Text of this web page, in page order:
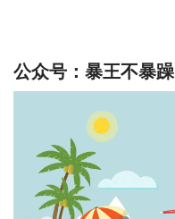
公众号：暴王不暴躁